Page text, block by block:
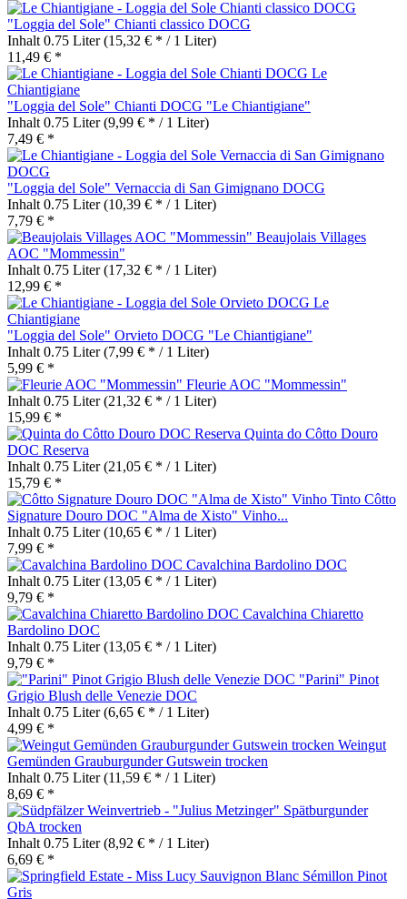
"Loggia del Sole" Chianti classico DOCG
Inhalt 0.75 Liter(15,32 € * / 1 Liter)
11,49 € *
"Loggia del Sole" Chianti DOCG "Le Chiantigiane"
Inhalt 0.75 Liter(9,99 € * / 1 Liter)
7,49 € *
"Loggia del Sole" Vernaccia di San Gimignano DOCG
Inhalt 0.75 Liter(10,39 € * / 1 Liter)
7,79 € *
Beaujolais Villages
AOC "Mommessin"
Inhalt 0.75 Liter(17,32 € * / 1 Liter)
12,99 € *
"Loggia del Sole" Orvieto DOCG "Le Chiantigiane"
Inhalt 0.75 Liter(7,99 € * / 1 Liter)
5,99 € *
Fleurie AOC "Mommessin"
Inhalt 0.75 Liter(21,32 € * / 1 Liter)
15,99 € *
Quinta do Côtto Douro
DOC Reserva
Inhalt 0.75 Liter(21,05 € * / 1 Liter)
15,79 € *
Côtto
Signature Douro DOC "Alma de Xisto" Vinho...
Inhalt 0.75 Liter(10,65 € * / 1 Liter)
7,99 € *
Cavalchina Bardolino DOC
Inhalt 0.75 Liter(13,05 € * / 1 Liter)
9,79 € *
Cavalchina Chiaretto
Bardolino DOC
Inhalt 0.75 Liter(13,05 € * / 1 Liter)
9,79 € *
"Parini" Pinot
Grigio Blush delle Venezie DOC
Inhalt 0.75 Liter(6,65 € * / 1 Liter)
4,99 € *
Weingut
Gemünden Grauburgunder Gutswein trocken
Inhalt 0.75 Liter(11,59 € * / 1 Liter)
8,69 € *
"Julius Metzinger" Spätburgunder
QbA trocken
Inhalt 0.75 Liter(8,92 € * / 1 Liter)
6,69 € *